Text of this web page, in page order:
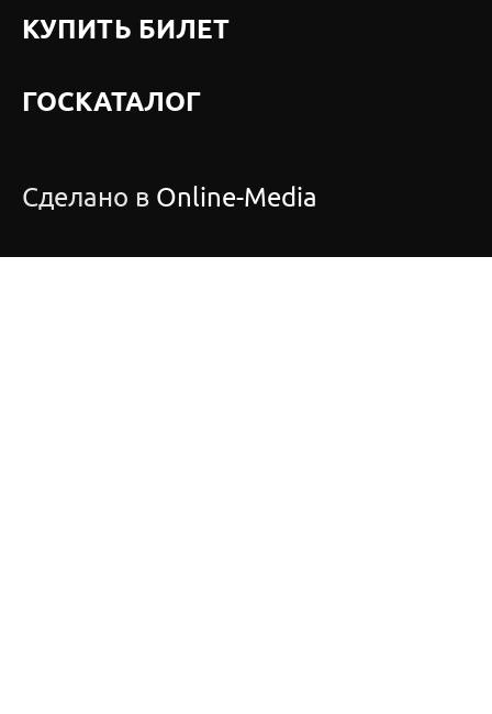
КУПИТЬ БИЛЕТ
ГОСКАТАЛОГ
Сделано в Online-Media